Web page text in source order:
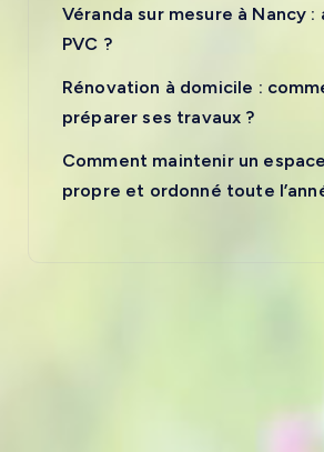
Véranda sur mesure à Nancy :
PVC ?
Rénovation à domicile :
préparer ses travaux ?
Comment maintenir un
propre et ordonné toute